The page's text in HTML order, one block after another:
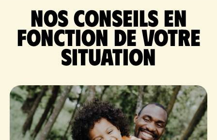
Nos conseils en
fonction de votre
situation